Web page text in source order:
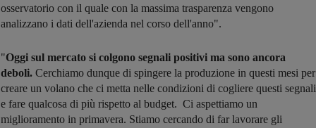
osservatorio con il quale con la massima trasparenza vengono
analizzano i dati dell'azienda nel corso dell'anno".
"Oggi sul mercato si colgono segnali positivi ma sono ancora
deboli. Cerchiamo dunque di spingere la produzione in questi mesi per
creare un volano che ci metta nelle condizioni di cogliere questi segnali
e fare qualcosa di più rispetto al budget. Ci aspettiamo un
miglioramento in primavera. Stiamo cercando di far lavorare gli